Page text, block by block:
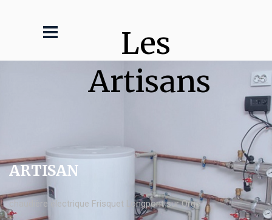
Les
Artisans
ARTISAN
chaudière électrique Frisquet Longpont sur Orge